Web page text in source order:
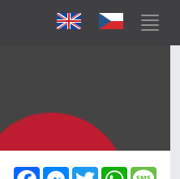
FacebookMessenger
Twitter